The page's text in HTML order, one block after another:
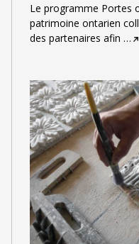
Le programme Portes
patrimoine ontarien
des partenaires afin …